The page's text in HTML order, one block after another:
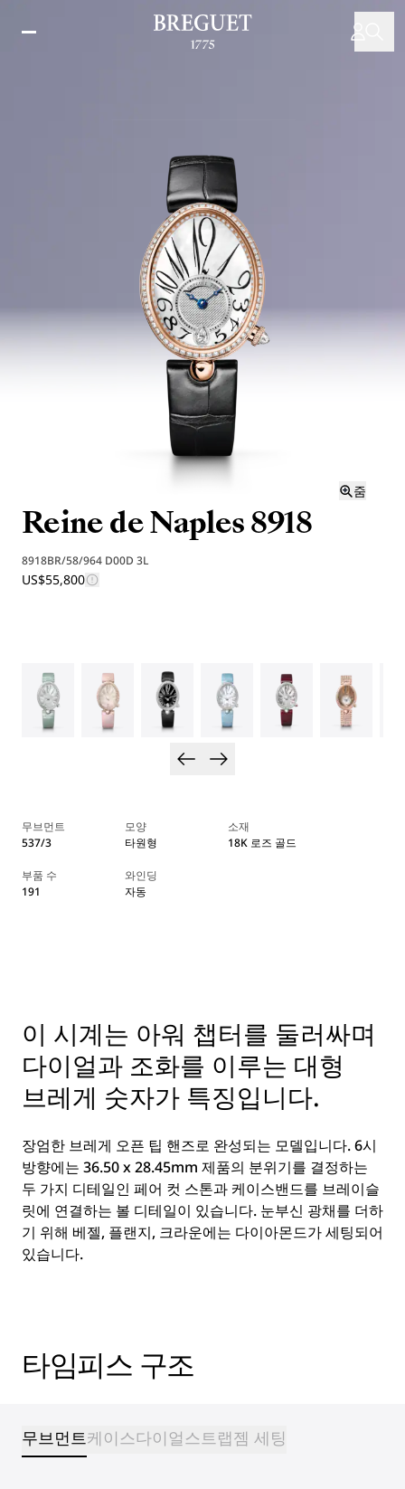
줌
Reine de Naples 8918
8918BR/58/964 D00D 3L
US$55,800
무브먼트
537/3
모양
타원형
소재
18K 로즈 골드
부품 수
191
와인딩
자동
이 시계는 아워 챕터를 둘러싸며
다이얼과 조화를 이루는 대형
브레게 숫자가 특징입니다.
장엄한 브레게 오픈 팁 핸즈로 완성되는 모델입니다. 6시
방향에는 36.50 x 28.45mm 제품의 분위기를 결정하는
두 가지 디테일인 페어 컷 스톤과 케이스밴드를 브레이슬
릿에 연결하는 볼 디테일이 있습니다. 눈부신 광채를 더하
기 위해 베젤, 플랜지, 크라운에는 다이아몬드가 세팅되어
있습니다.
타임피스 구조
무브먼트케이스다이얼스트랩젬 세팅